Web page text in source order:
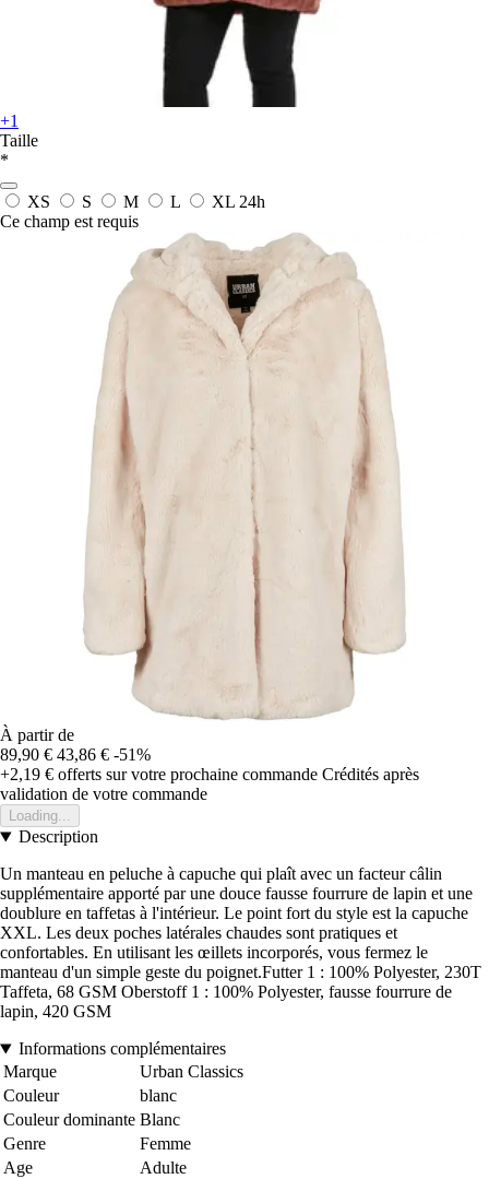
+1
Taille
*
XS S M L XL 24h
Ce champ est requis
À partir de
89,90 € 43,86 € -51%
+2,19 € offerts sur votre prochaine commande Crédités après
validation de votre commande
Loading...
Description
Un manteau en peluche à capuche qui plaît avec un facteur câlin
supplémentaire apporté par une douce fausse fourrure de lapin et une
doublure en taffetas à l'intérieur. Le point fort du style est la capuche
XXL. Les deux poches latérales chaudes sont pratiques et
confortables. En utilisant les œillets incorporés, vous fermez le
manteau d'un simple geste du poignet.Futter 1 : 100% Polyester, 230T
Taffeta, 68 GSM Oberstoff 1 : 100% Polyester, fausse fourrure de
lapin, 420 GSM
Informations complémentaires
Marque
Urban Classics
Couleur
blanc
Couleur dominante Blanc
Genre
Femme
Age
Adulte